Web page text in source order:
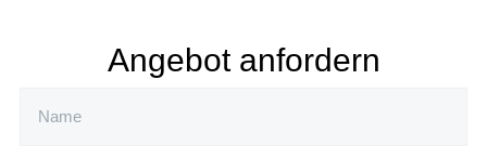
Angebot anfordern